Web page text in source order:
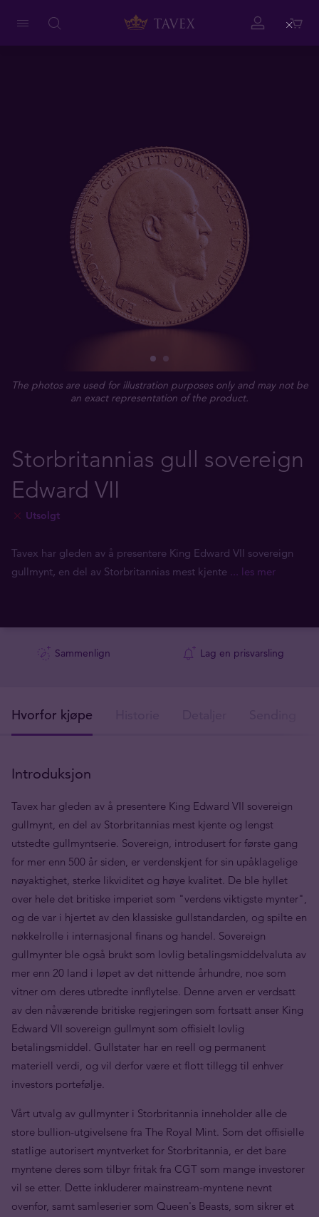
The photos are used for illustration purposes only and may not be
an exact representation of the product.
Storbritannias gull sovereign
Edward VII
Utsolgt
Tavex har gleden av å presentere King Edward VII sovereign
gullmynt, en del av Storbritannias mest kjente ... les mer
Sammenlign Lag en prisvarsling
Hvorfor kjøpe
Introduksjon
Tavex har gleden av å presentere King Edward VII sovereign
gullmynt, en del av Storbritannias mest kjente og lengst
utstedte gullmyntserie. Sovereign, introdusert for første gang
for mer enn 500 år siden, er verdenskjent for sin upåklagelige
nøyaktighet, sterke likviditet og høye kvalitet. De ble hyllet
over hele det britiske imperiet som "verdens viktigste mynter",
og de var i hjertet av den klassiske gullstandarden, og spilte en
nøkkelrolle i internasjonal finans og handel. Sovereign
gullmynter ble også brukt som lovlig betalingsmiddelvaluta av
mer enn 20 land i løpet av det nittende århundre, noe som
vitner om deres utbredte innflytelse. Denne arven er verdsatt
av den nåværende britiske regjeringen som fortsatt anser King
Edward VII sovereign gullmynt som offisielt lovlig
betalingsmiddel. Gullstater har en reell og permanent
materiell verdi, og vil derfor være et flott tillegg til enhver
investors portefølje.
Vårt utvalg av gullmynter i Storbritannia inneholder alle de
store bullion-utgivelsene fra The Royal Mint. Som det offisielle
statlige autorisert myntverket for Storbritannia, er det bare
myntene deres som tilbyr fritak fra CGT som mange investorer
vil se etter. Dette inkluderer mainstream-myntene nevnt
ovenfor, samt samleserier som Queen's Beasts, som sikrer et
Close